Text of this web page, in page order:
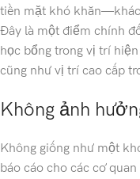
tiền mặt khó
Đây là một điểm chính
học bổng trong vị trí
cũng như vị trí cao cấp
Không ảnh
Không giống như một
báo cáo cho các cơ